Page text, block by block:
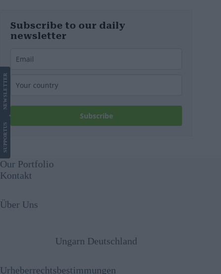
Subscribe to our daily
newsletter
Subscribe
SUPPORT
US
NEWS
LETTER
Our Portfolio
Kontakt
Über Uns
Ungarn Deutschland
Urheberrechtsbestimmungen